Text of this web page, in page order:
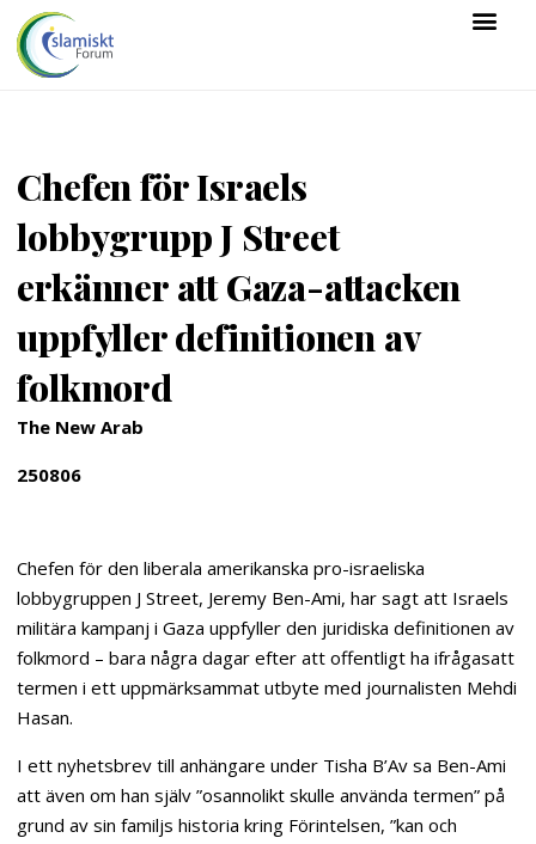
Chefen för Israels
lobbygrupp J Street
erkänner att Gaza-attacken
uppfyller definitionen av
folkmord
The New Arab
250806
Chefen för den liberala amerikanska pro-israeliska
lobbygruppen J Street, Jeremy Ben-Ami, har sagt att Israels
militära kampanj i Gaza uppfyller den juridiska definitionen av
folkmord – bara några dagar efter att offentligt ha ifrågasatt
termen i ett uppmärksammat utbyte med journalisten Mehdi
Hasan.
I ett nyhetsbrev till anhängare under Tisha B’Av sa Ben-Ami
att även om han själv ”osannolikt skulle använda termen” på
grund av sin familjs historia kring Förintelsen, ”kan och